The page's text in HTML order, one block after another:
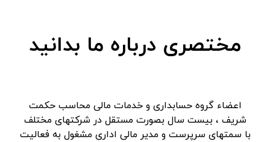
مختصری درباره ما بدانید
اعضاء گروه حسابداری و خدمات مالی محاسب حکمت
شریف ، بیست سال بصورت مستقل در شرکتهای مختلف
با سمتهای سرپرست و مدیر مالی اداری مشغول به فعالیت